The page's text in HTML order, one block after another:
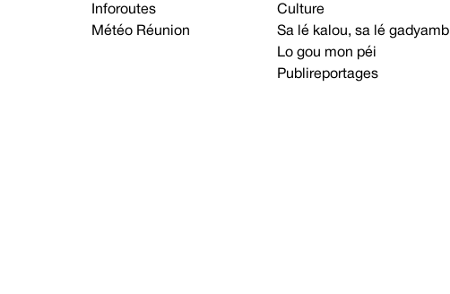
Inforoutes
Météo Réunion
Culture
Sa lé kalou, sa lé gadyamb
Lo gou mon péi
Publireportages